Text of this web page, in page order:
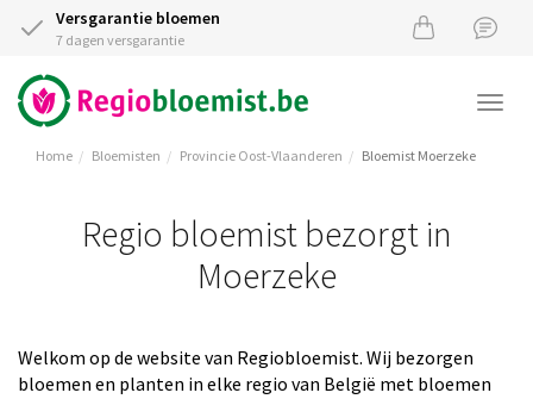
Versgarantie bloemen
7 dagen versgarantie
Home Bloemisten Provincie Oost-Vlaanderen Bloemist Moerzeke
Regio bloemist bezorgt in
Moerzeke
Welkom op de website van Regiobloemist. Wij bezorgen
bloemen en planten in elke regio van België met bloemen